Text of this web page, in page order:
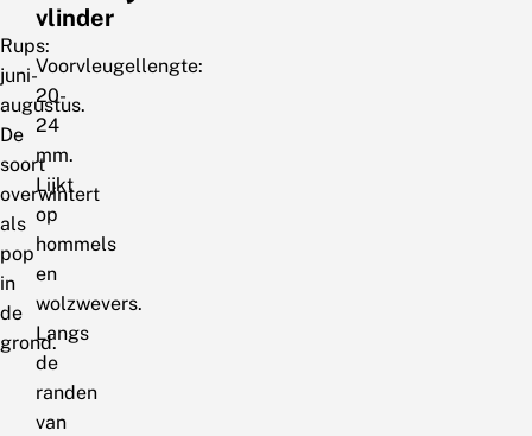
Rups:
juni-
augustus.
De
soort
overwintert
als
pop
in
de
grond.
vlinder
Voorvleugellengte:
20-
24
mm.
Lijkt
op
hommels
en
wolzwevers.
Langs
de
randen
van